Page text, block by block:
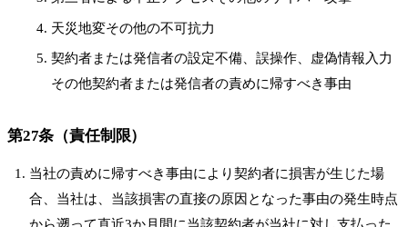
天災地変その他の不可抗力
契約者または発信者の設定不備、誤操作、虚偽情報入力
その他契約者または発信者の責めに帰すべき事由
第27条（責任制限）
当社の責めに帰すべき事由により契約者に損害が生じた場
合、当社は、当該損害の直接の原因となった事由の発生時点